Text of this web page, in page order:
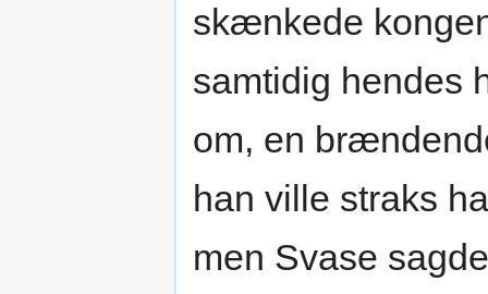
skænkede
samtidig hendes
om, en
han ville straks
men Svase